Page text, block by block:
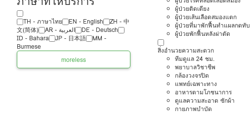
ผู้ป่วยติดเตียง
ผู้ป่วยเส้นเลือดสมองแตก
ผู้ป่วยที่มาพักฟื้นทำแผลกดทับ
ผู้ป่วยพักฟื้นหลังผ่าตัด
สิ่งอำนวยความสะดวก
ทีมดูแล 24 ชม.
พยาบาลวิชาชีพ
กล้องวงจรปิด
แพทย์เฉพาะทาง
อาหารตามโภชนาการ
ดูแลความสะอาด ซักผ้า
กายภาพบำบัด
TH - ‏ภาษาไทย EN - English
ZH - 中
文(简体)
‏AR - ‏العربية‏
DE - Deutsch
ID - Bahara
JP - 日本語
MM -
Burmese
moreless